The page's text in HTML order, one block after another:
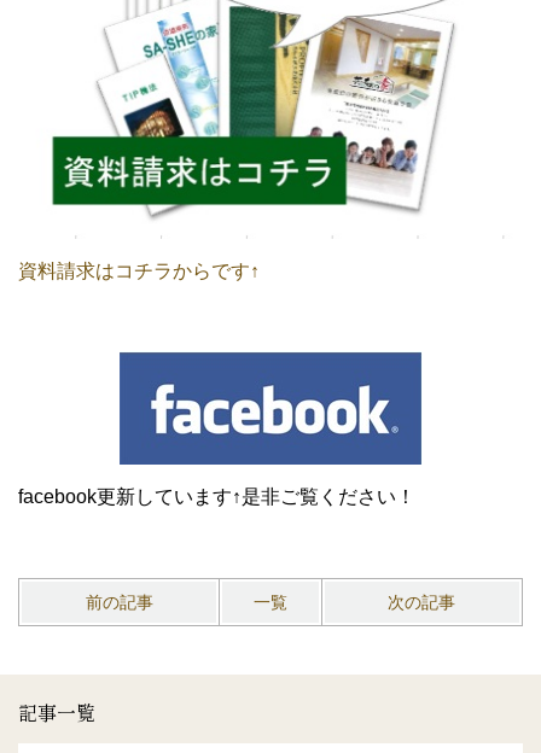
資料請求はコチラからです↑
facebook更新しています↑是非ご覧ください！
前の記事 一覧 次の記事
記事一覧